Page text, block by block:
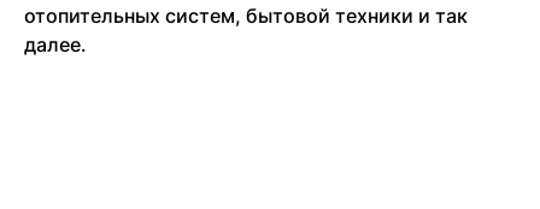
отопительных систем, бытовой техники и так
далее.